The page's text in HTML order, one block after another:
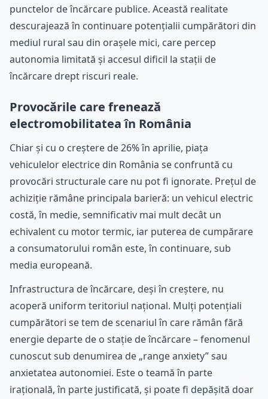
punctelor de încărcare publice. Această realitate
descurajează în continuare potențialii cumpărători din
mediul rural sau din orașele mici, care percep
autonomia limitată și accesul dificil la stații de
încărcare drept riscuri reale.
Provocările care frenează
electromobilitatea în România
Chiar și cu o creștere de 26% în aprilie, piața
vehiculelor electrice din România se confruntă cu
provocări structurale care nu pot fi ignorate. Prețul de
achiziție rămâne principala barieră: un vehicul electric
costă, în medie, semnificativ mai mult decât un
echivalent cu motor termic, iar puterea de cumpărare
a consumatorului român este, în continuare, sub
media europeană.
Infrastructura de încărcare, deși în creștere, nu
acoperă uniform teritoriul național. Mulți potențiali
cumpărători se tem de scenariul în care rămân fără
energie departe de o stație de încărcare – fenomenul
cunoscut sub denumirea de „range anxiety” sau
anxietatea autonomiei. Este o teamă în parte
irațională, în parte justificată, și poate fi depășită doar